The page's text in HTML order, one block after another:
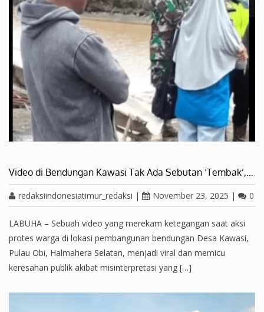
Video di Bendungan Kawasi Tak Ada Sebutan ‘Tembak’,…
redaksiindonesiatimur_redaksi | November 23, 2025 | 0
LABUHA – Sebuah video yang merekam ketegangan saat aksi
protes warga di lokasi pembangunan bendungan Desa Kawasi,
Pulau Obi, Halmahera Selatan, menjadi viral dan memicu
keresahan publik akibat misinterpretasi yang […]